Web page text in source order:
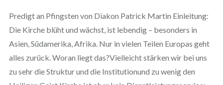
Predigt an Pfingsten von Diakon Patrick Martin Einleitung:
Die Kirche blüht und wächst, ist lebendig – besonders in
Asien, Südamerika, Afrika. Nur in vielen Teilen Europas geht
alles zurück. Woran liegt das?Vielleicht stärken wir bei uns
zu sehr die Struktur und die Institutionund zu wenig den